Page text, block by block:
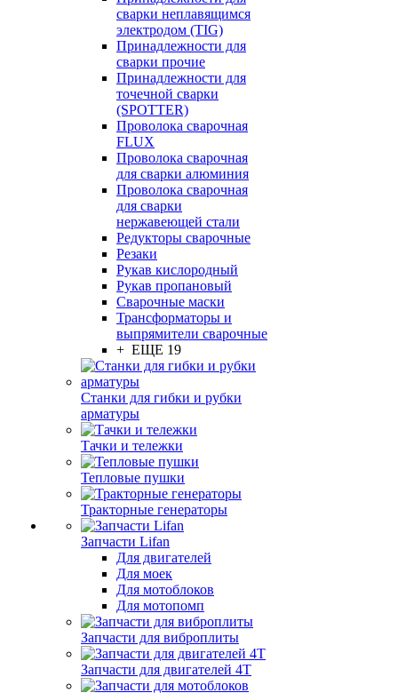
сварки неплавящимся
электродом (TIG)
Принадлежности для
сварки прочие
Принадлежности для
точечной сварки
(SPOTTER)
Проволока сварочная
FLUX
Проволока сварочная
для сварки алюминия
Проволока сварочная
для сварки
нержавеющей стали
Редукторы сварочные
Резаки
Рукав кислородный
Рукав пропановый
Сварочные маски
Трансформаторы и
выпрямители сварочные
+ ЕЩЕ 19
Станки для гибки и рубки
арматуры
Тачки и тележки
Тепловые пушки
Тракторные генераторы
Запчасти Lifan
Для двигателей
Для моек
Для мотоблоков
Для мотопомп
Запчасти для виброплиты
Запчасти для двигателей 4Т